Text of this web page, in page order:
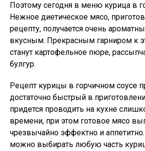
Поэтому сегодня в меню курица в
Нежное диетическое мясо,
рецепту, получается очень
вкусным. Прекрасным гарниром к
станут картофельное пюре,
булгур.
Рецепт курицы в горчичном соусе
достаточно быстрый в
придется проводить на кухне
времени, при этом готовое мясо
чрезвычайно эффектно и
можно выбирать любую часть